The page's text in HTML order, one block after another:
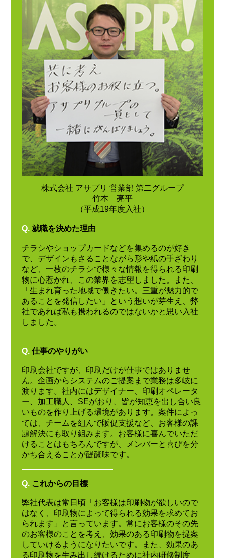
株式会社 アサプリ 営業部 第二グループ
竹本 亮平
（平成19年度入社）
Q. 就職を決めた理由
チラシやショップカードなどを集めるのが好き
で、デザインもさることながら形や紙の手ざわり
など、一枚のチラシで様々な情報を得られる印刷
物に心惹かれ、この業界を志望しました。また、
「生まれ育った地域で働きたい。三重が魅力的で
あることを発信したい」という想いが芽生え、弊
社であれば私も携われるのではないかと思い入社
しました。
Q. 仕事のやりがい
印刷会社ですが、印刷だけが仕事ではありませ
ん。企画からシステムのご提案まで業務は多岐に
渡ります。社内にはデザイナー、印刷オペレータ
ー、加工職人、SEがおり、皆が知恵を出し合い良
いものを作り上げる環境があります。案件によっ
ては、チームを組んで販促支援など、お客様の課
題解決にも取り組みます。お客様に喜んでいただ
けることはもちろんですが、メンバーと喜びを分
かち合えることが醍醐味です。
Q. これからの目標
弊社代表は常日頃「お客様は印刷物が欲しいので
はなく、印刷物によって得られる効果を求めてお
られます」と言っています。常にお客様のその先
のお客様のことを考え、効果のある印刷物を提案
していけるようになりたいです。また、効果のあ
る印刷物を生み出し続けるために社内研修制度